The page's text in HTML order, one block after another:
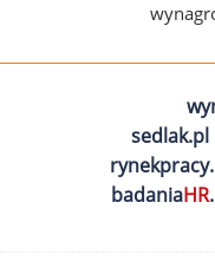
sedlak.pl
badaniaHR